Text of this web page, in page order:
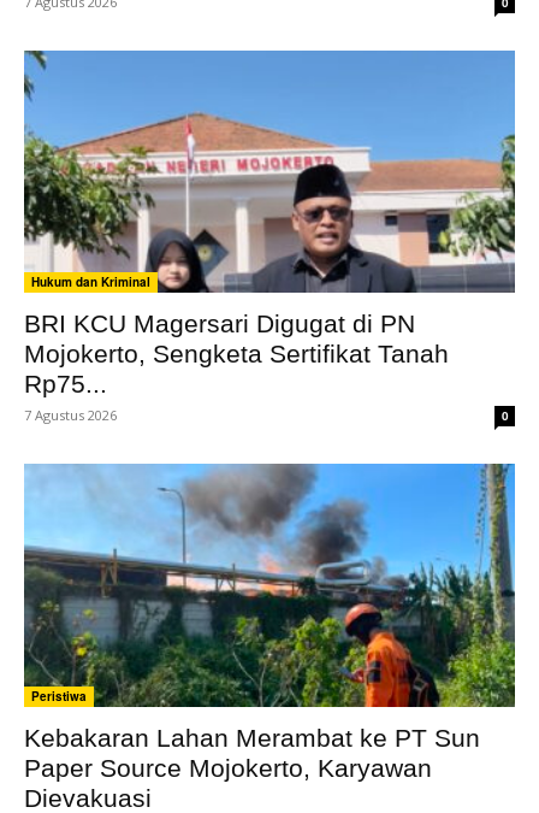
Hukum dan Kriminal
BRI KCU Magersari Digugat di PN
Mojokerto, Sengketa Sertifikat Tanah
Rp75...
7 Agustus 2026 0
Peristiwa
Kebakaran Lahan Merambat ke PT Sun
Paper Source Mojokerto, Karyawan
Dievakuasi